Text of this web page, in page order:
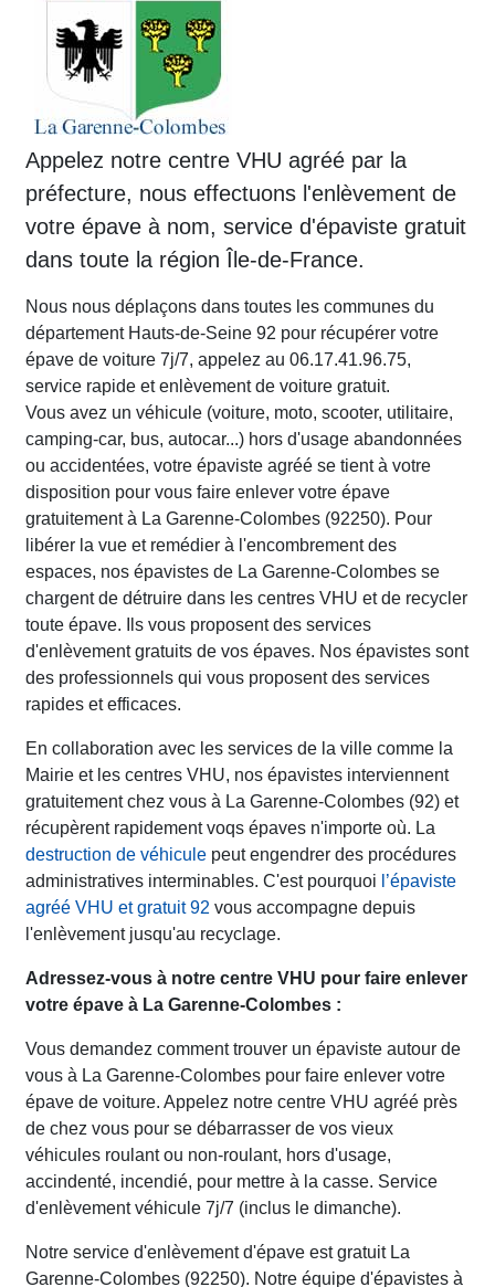
Appelez notre centre VHU agréé par la
préfecture, nous effectuons l'enlèvement de
votre épave à nom, service d'épaviste gratuit
dans toute la région Île-de-France.
Nous nous déplaçons dans toutes les communes du
département Hauts-de-Seine 92 pour récupérer votre
épave de voiture 7j/7, appelez au 06.17.41.96.75,
service rapide et enlèvement de voiture gratuit.
Vous avez un véhicule (voiture, moto, scooter, utilitaire,
camping-car, bus, autocar...) hors d'usage abandonnées
ou accidentées, votre épaviste agréé se tient à votre
disposition pour vous faire enlever votre épave
gratuitement à La Garenne-Colombes (92250). Pour
libérer la vue et remédier à l'encombrement des
espaces, nos épavistes de La Garenne-Colombes se
chargent de détruire dans les centres VHU et de recycler
toute épave. Ils vous proposent des services
d'enlèvement gratuits de vos épaves. Nos épavistes sont
des professionnels qui vous proposent des services
rapides et efficaces.
En collaboration avec les services de la ville comme la
Mairie et les centres VHU, nos épavistes interviennent
gratuitement chez vous à La Garenne-Colombes (92) et
récupèrent rapidement voqs épaves n'importe où. La
destruction de véhicule peut engendrer des procédures
administratives interminables. C'est pourquoi l’épaviste
agréé VHU et gratuit 92 vous accompagne depuis
l'enlèvement jusqu'au recyclage.
Adressez-vous à notre centre VHU pour faire enlever
votre épave à La Garenne-Colombes :
Vous demandez comment trouver un épaviste autour de
vous à La Garenne-Colombes pour faire enlever votre
épave de voiture. Appelez notre centre VHU agréé près
de chez vous pour se débarrasser de vos vieux
véhicules roulant ou non-roulant, hors d'usage,
accindenté, incendié, pour mettre à la casse. Service
d'enlèvement véhicule 7j/7 (inclus le dimanche).
Notre service d'enlèvement d'épave est gratuit La
Garenne-Colombes (92250). Notre équipe d'épavistes à